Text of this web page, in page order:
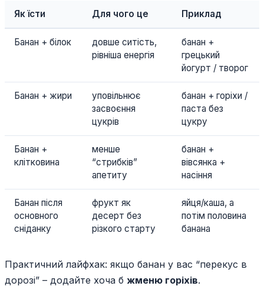
Як їсти Для чого це Приклад
Банан + білок
довше ситість,
рівніша енергія
банан +
грецький
йогурт / творог
Банан + жири
уповільнює
засвоєння
цукрів
банан + горіхи /
паста без
цукру
Банан +
клітковина
менше
“стрибків”
апетиту
банан +
вівсянка +
насіння
Банан після
основного
сніданку
фрукт як
десерт без
різкого старту
яйця/каша, а
потім половина
банана
Практичний лайфхак: якщо банан у вас “перекус в
дорозі” – додайте хоча б жменю горіхів.